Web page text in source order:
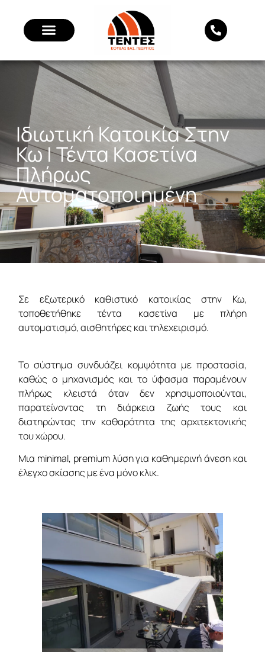
Ιδιωτική Κατοικία Στην
Κω | Τέντα Κασετίνα
Πλήρως
Αυτοματοποιημένη
Σε εξωτερικό καθιστικό κατοικίας στην Κω,
τοποθετήθηκε τέντα κασετίνα με πλήρη
αυτοματισμό, αισθητήρες και τηλεχειρισμό.
Το σύστημα συνδυάζει κομψότητα με προστασία,
καθώς ο μηχανισμός και το ύφασμα παραμένουν
πλήρως κλειστά όταν δεν χρησιμοποιούνται,
παρατείνοντας τη διάρκεια ζωής τους και
διατηρώντας την καθαρότητα της αρχιτεκτονικής
του χώρου.
Μια minimal, premium λύση για καθημερινή άνεση και
έλεγχο σκίασης με ένα μόνο κλικ.